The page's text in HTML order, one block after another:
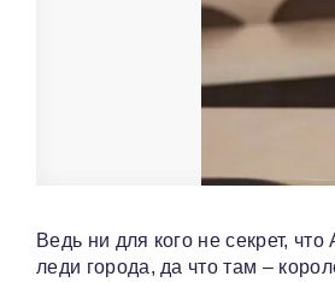
Ведь ни для кого не секрет,
леди города, да что там –